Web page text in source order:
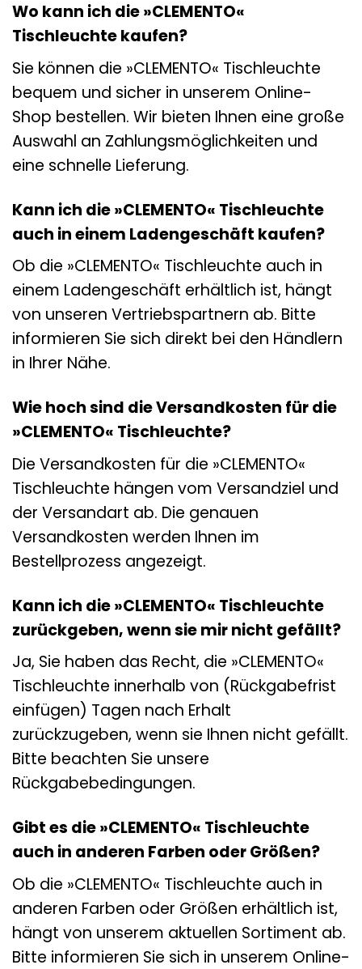
Wo kann ich die »CLEMENTO«
Tischleuchte kaufen?
Sie können die »CLEMENTO« Tischleuchte
bequem und sicher in unserem Online-
Shop bestellen. Wir bieten Ihnen eine große
Auswahl an Zahlungsmöglichkeiten und
eine schnelle Lieferung.
Kann ich die »CLEMENTO« Tischleuchte
auch in einem Ladengeschäft kaufen?
Ob die »CLEMENTO« Tischleuchte auch in
einem Ladengeschäft erhältlich ist, hängt
von unseren Vertriebspartnern ab. Bitte
informieren Sie sich direkt bei den Händlern
in Ihrer Nähe.
Wie hoch sind die Versandkosten für die
»CLEMENTO« Tischleuchte?
Die Versandkosten für die »CLEMENTO«
Tischleuchte hängen vom Versandziel und
der Versandart ab. Die genauen
Versandkosten werden Ihnen im
Bestellprozess angezeigt.
Kann ich die »CLEMENTO« Tischleuchte
zurückgeben, wenn sie mir nicht gefällt?
Ja, Sie haben das Recht, die »CLEMENTO«
Tischleuchte innerhalb von (Rückgabefrist
einfügen) Tagen nach Erhalt
zurückzugeben, wenn sie Ihnen nicht gefällt.
Bitte beachten Sie unsere
Rückgabebedingungen.
Gibt es die »CLEMENTO« Tischleuchte
auch in anderen Farben oder Größen?
Ob die »CLEMENTO« Tischleuchte auch in
anderen Farben oder Größen erhältlich ist,
hängt von unserem aktuellen Sortiment ab.
Bitte informieren Sie sich in unserem Online-